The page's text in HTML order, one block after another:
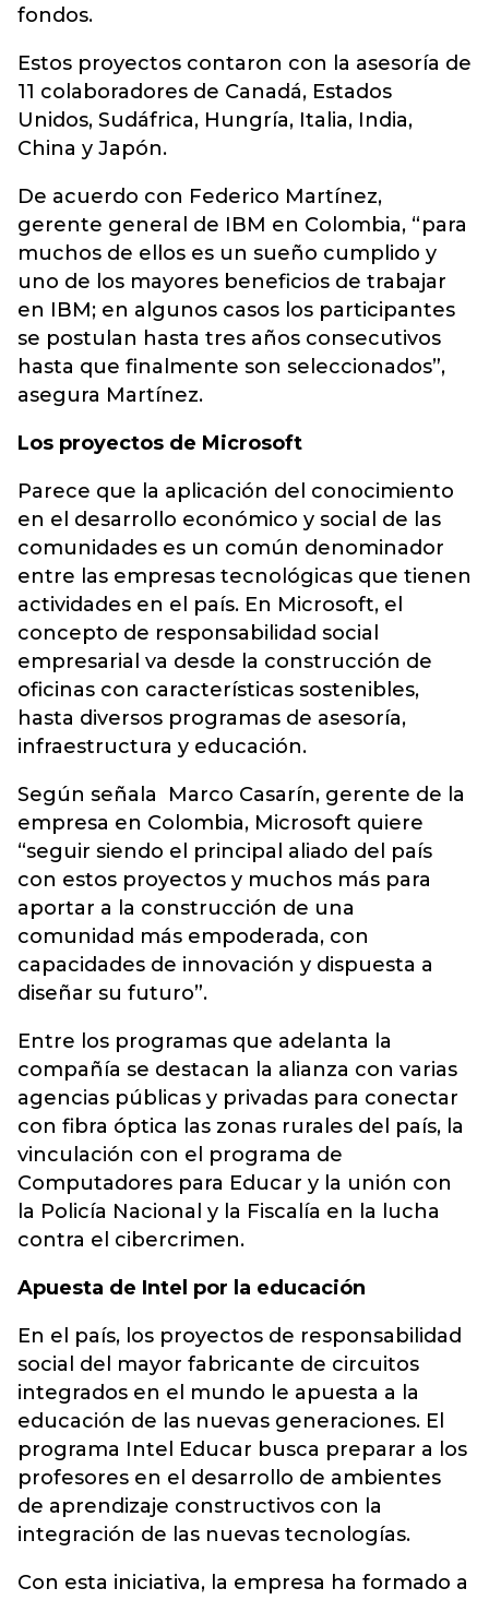
fondos.
Estos proyectos contaron con la asesoría de
11 colaboradores de Canadá, Estados
Unidos, Sudáfrica, Hungría, Italia, India,
China y Japón.
De acuerdo con Federico Martínez,
gerente general de IBM en Colombia, “para
muchos de ellos es un sueño cumplido y
uno de los mayores beneficios de trabajar
en IBM; en algunos casos los participantes
se postulan hasta tres años consecutivos
hasta que finalmente son seleccionados”,
asegura Martínez.
Los proyectos de Microsoft
Parece que la aplicación del conocimiento
en el desarrollo económico y social de las
comunidades es un común denominador
entre las empresas tecnológicas que tienen
actividades en el país. En Microsoft, el
concepto de responsabilidad social
empresarial va desde la construcción de
oficinas con características sostenibles,
hasta diversos programas de asesoría,
infraestructura y educación.
Según señala Marco Casarín, gerente de la
empresa en Colombia, Microsoft quiere
“seguir siendo el principal aliado del país
con estos proyectos y muchos más para
aportar a la construcción de una
comunidad más empoderada, con
capacidades de innovación y dispuesta a
diseñar su futuro”.
Entre los programas que adelanta la
compañía se destacan la alianza con varias
agencias públicas y privadas para conectar
con fibra óptica las zonas rurales del país, la
vinculación con el programa de
Computadores para Educar y la unión con
la Policía Nacional y la Fiscalía en la lucha
contra el cibercrimen.
Apuesta de Intel por la educación
En el país, los proyectos de responsabilidad
social del mayor fabricante de circuitos
integrados en el mundo le apuesta a la
educación de las nuevas generaciones. El
programa Intel Educar busca preparar a los
profesores en el desarrollo de ambientes
de aprendizaje constructivos con la
integración de las nuevas tecnologías.
Con esta iniciativa, la empresa ha formado a